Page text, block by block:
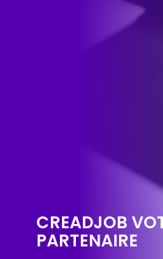
CREADJOB
PARTENAIRE